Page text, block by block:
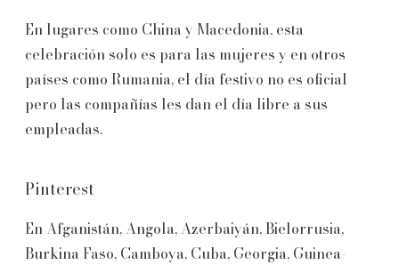
En lugares como China y Macedonia, esta
celebración solo es para las mujeres y en otros
países como Rumania, el día festivo no es oficial
pero las compañías les dan el día libre a sus
empleadas.
Pinterest
En Afganistán, Angola, Azerbaiyán, Bielorrusia,
Burkina Faso, Camboya, Cuba, Georgia, Guinea-